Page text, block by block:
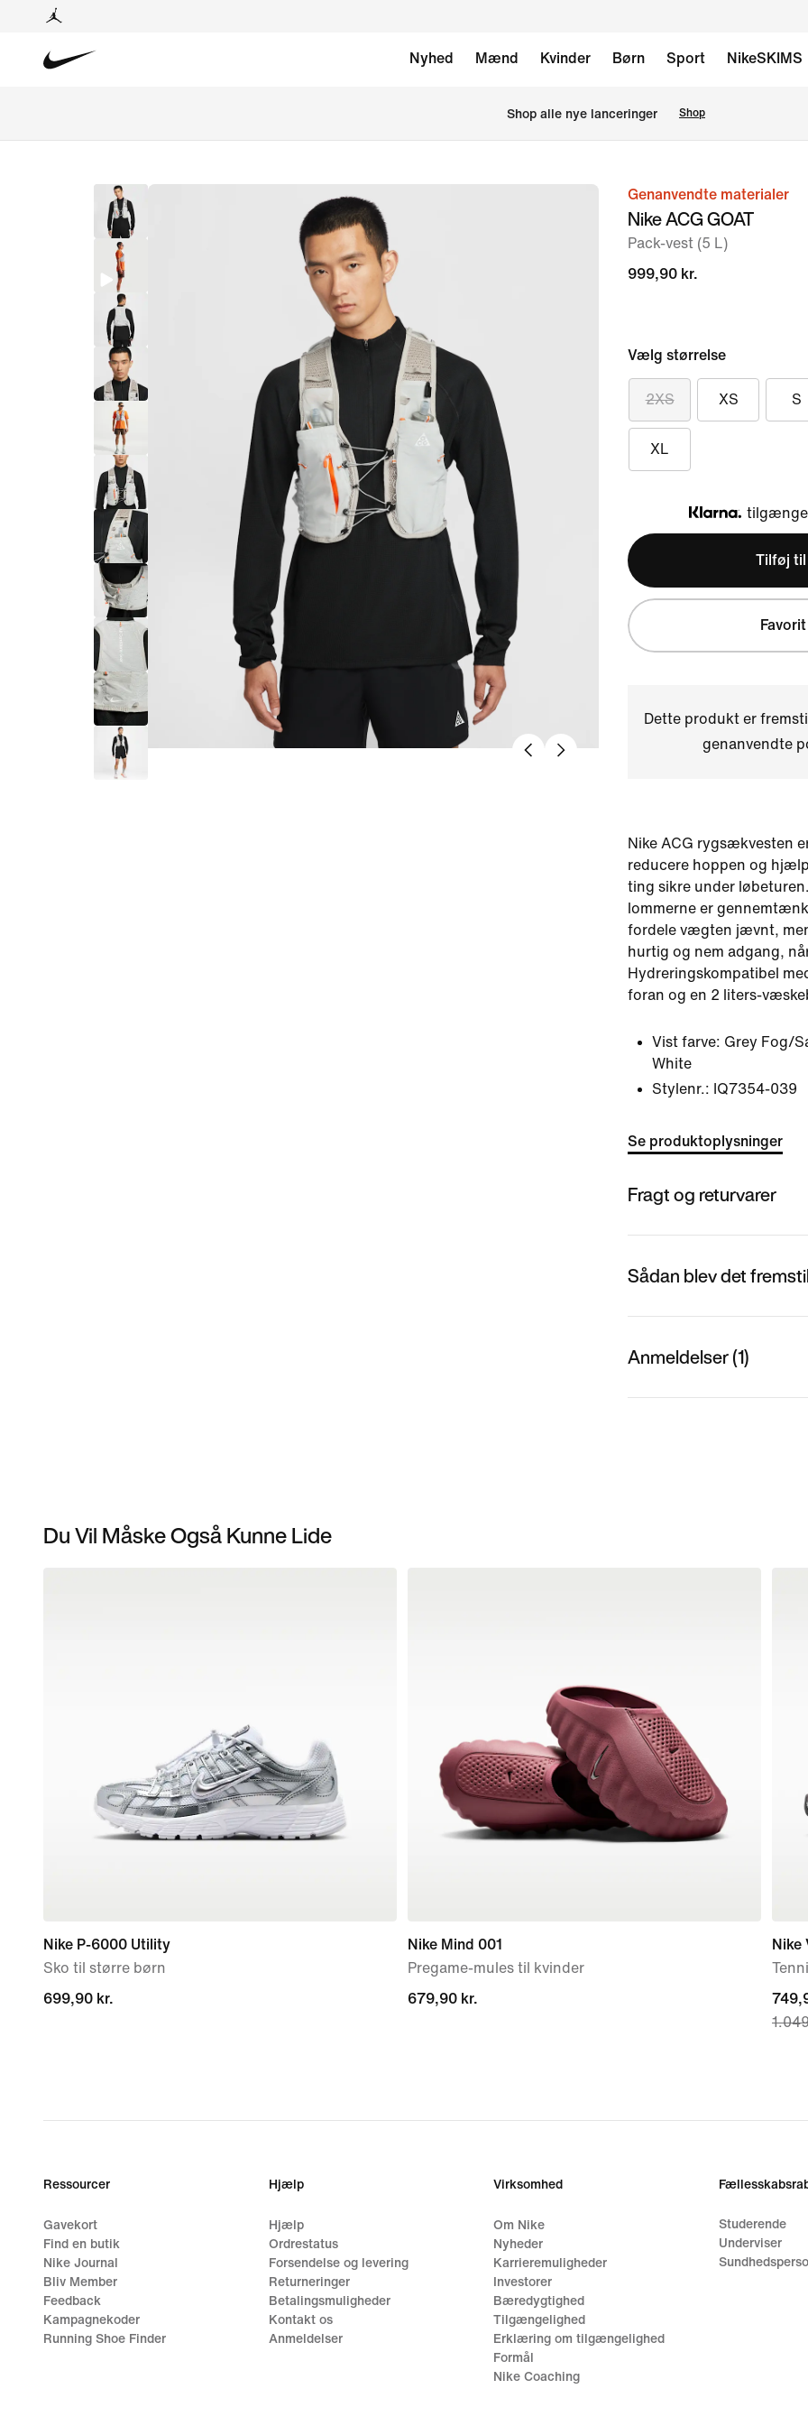
Nyhed Mænd Kvinder Børn Sport NikeSKIMS
Shop alle nye lanceringer Shop
billedeGenanvendte materialer
Nike ACG GOAT
Pack-vest (5 L)
999,90 kr.
Vælg størrelse
2XS XS S
XL
Klarna
Tilføj til
Favorit
Dette produkt er
genanvendte
Nike ACG rygsækvesten
reducere hoppen og
ting sikre under
lommerne er
fordele vægten jævnt,
hurtig og nem adgang,
Hydreringskompatibel
foran og en 2 liters-
Vist farve: Grey Fog/
White
Stylenr.: IQ7354-039
Se produktoplysninger
Fragt og returvarer
Sådan blev det
Anmeldelser (1)
Du Vil Måske Også Kunne Lide
Nike P-6000 Utility
Sko til større børn
699,90 kr.
699,90 kr.
Nike Mind 001
Pregame-mules til kvinder
679,90 kr.
679,90 kr.
Nike
price
Ressourcer
Gavekort
Find en butik
Nike Journal
Bliv Member
Feedback
Kampagnekoder
Running Shoe Finder
Hjælp
Hjælp
Ordrestatus
Forsendelse og levering
Returneringer
Betalingsmuligheder
Kontakt os
Anmeldelser
Virksomhed
Om Nike
Nyheder
Karrieremuligheder
Investorer
Bæredygtighed
Tilgængelighed
Erklæring om tilgængelighed
Formål
Nike Coaching
Studerende
Underviser